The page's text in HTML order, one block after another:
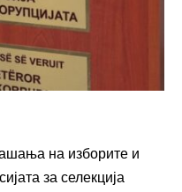
на изборите и
за селекција